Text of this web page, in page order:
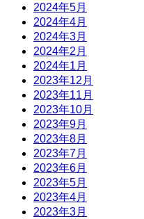
2024年5月
2024年4月
2024年3月
2024年2月
2024年1月
2023年12月
2023年11月
2023年10月
2023年9月
2023年8月
2023年7月
2023年6月
2023年5月
2023年4月
2023年3月